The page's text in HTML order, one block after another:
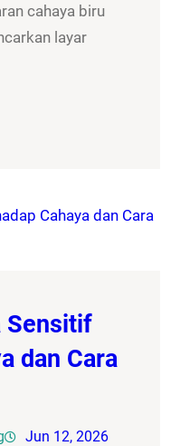
cahaya biru
layar
Sensitif
dan Cara
Jun 12, 2026